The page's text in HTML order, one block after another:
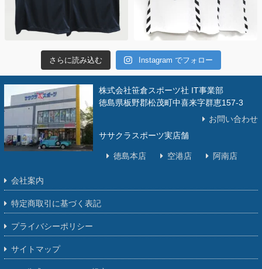
さらに読み込む Instagram でフォロー
株式会社笹倉スポーツ社 IT事業部
徳島県板野郡松茂町中喜来字群恵157-3
お問い合わせ
ササクラスポーツ実店舗
徳島本店 空港店 阿南店
会社案内
特定商取引に基づく表記
プライバシーポリシー
サイトマップ